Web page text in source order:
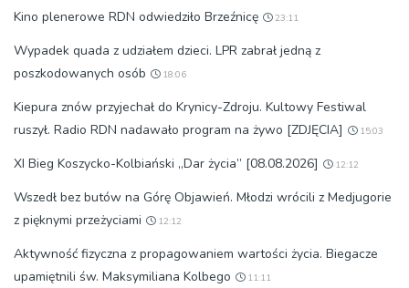
Kino plenerowe RDN odwiedziło Brzeźnicę 23:11
Wypadek quada z udziałem dzieci. LPR zabrał jedną z
poszkodowanych osób
18:06
Kiepura znów przyjechał do Krynicy-Zdroju. Kultowy Festiwal
ruszył. Radio RDN nadawało program na żywo [ZDJĘCIA]
15:03
XI Bieg Koszycko-Kolbiański „Dar życia” [08.08.2026] 12:12
Wszedł bez butów na Górę Objawień. Młodzi wrócili z Medjugorie
z pięknymi przeżyciami
12:12
Aktywność fizyczna z propagowaniem wartości życia. Biegacze
upamiętnili św. Maksymiliana Kolbego
11:11